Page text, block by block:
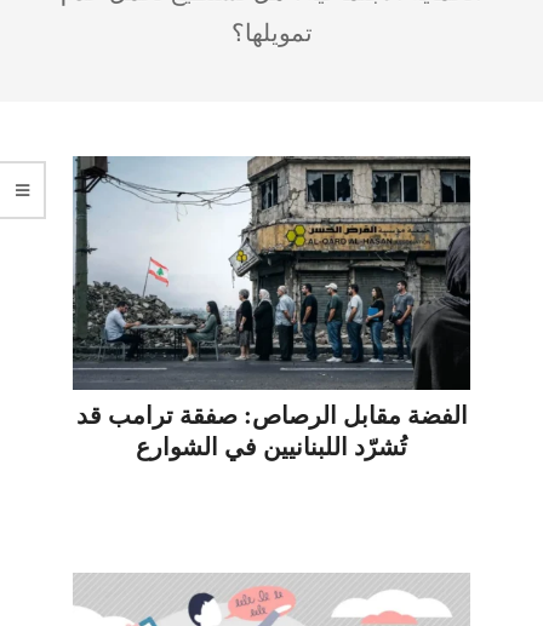
تمويلها؟
الفضة مقابل الرصاص: صفقة ترامب قد
تُشرّد اللبنانيين في الشوارع